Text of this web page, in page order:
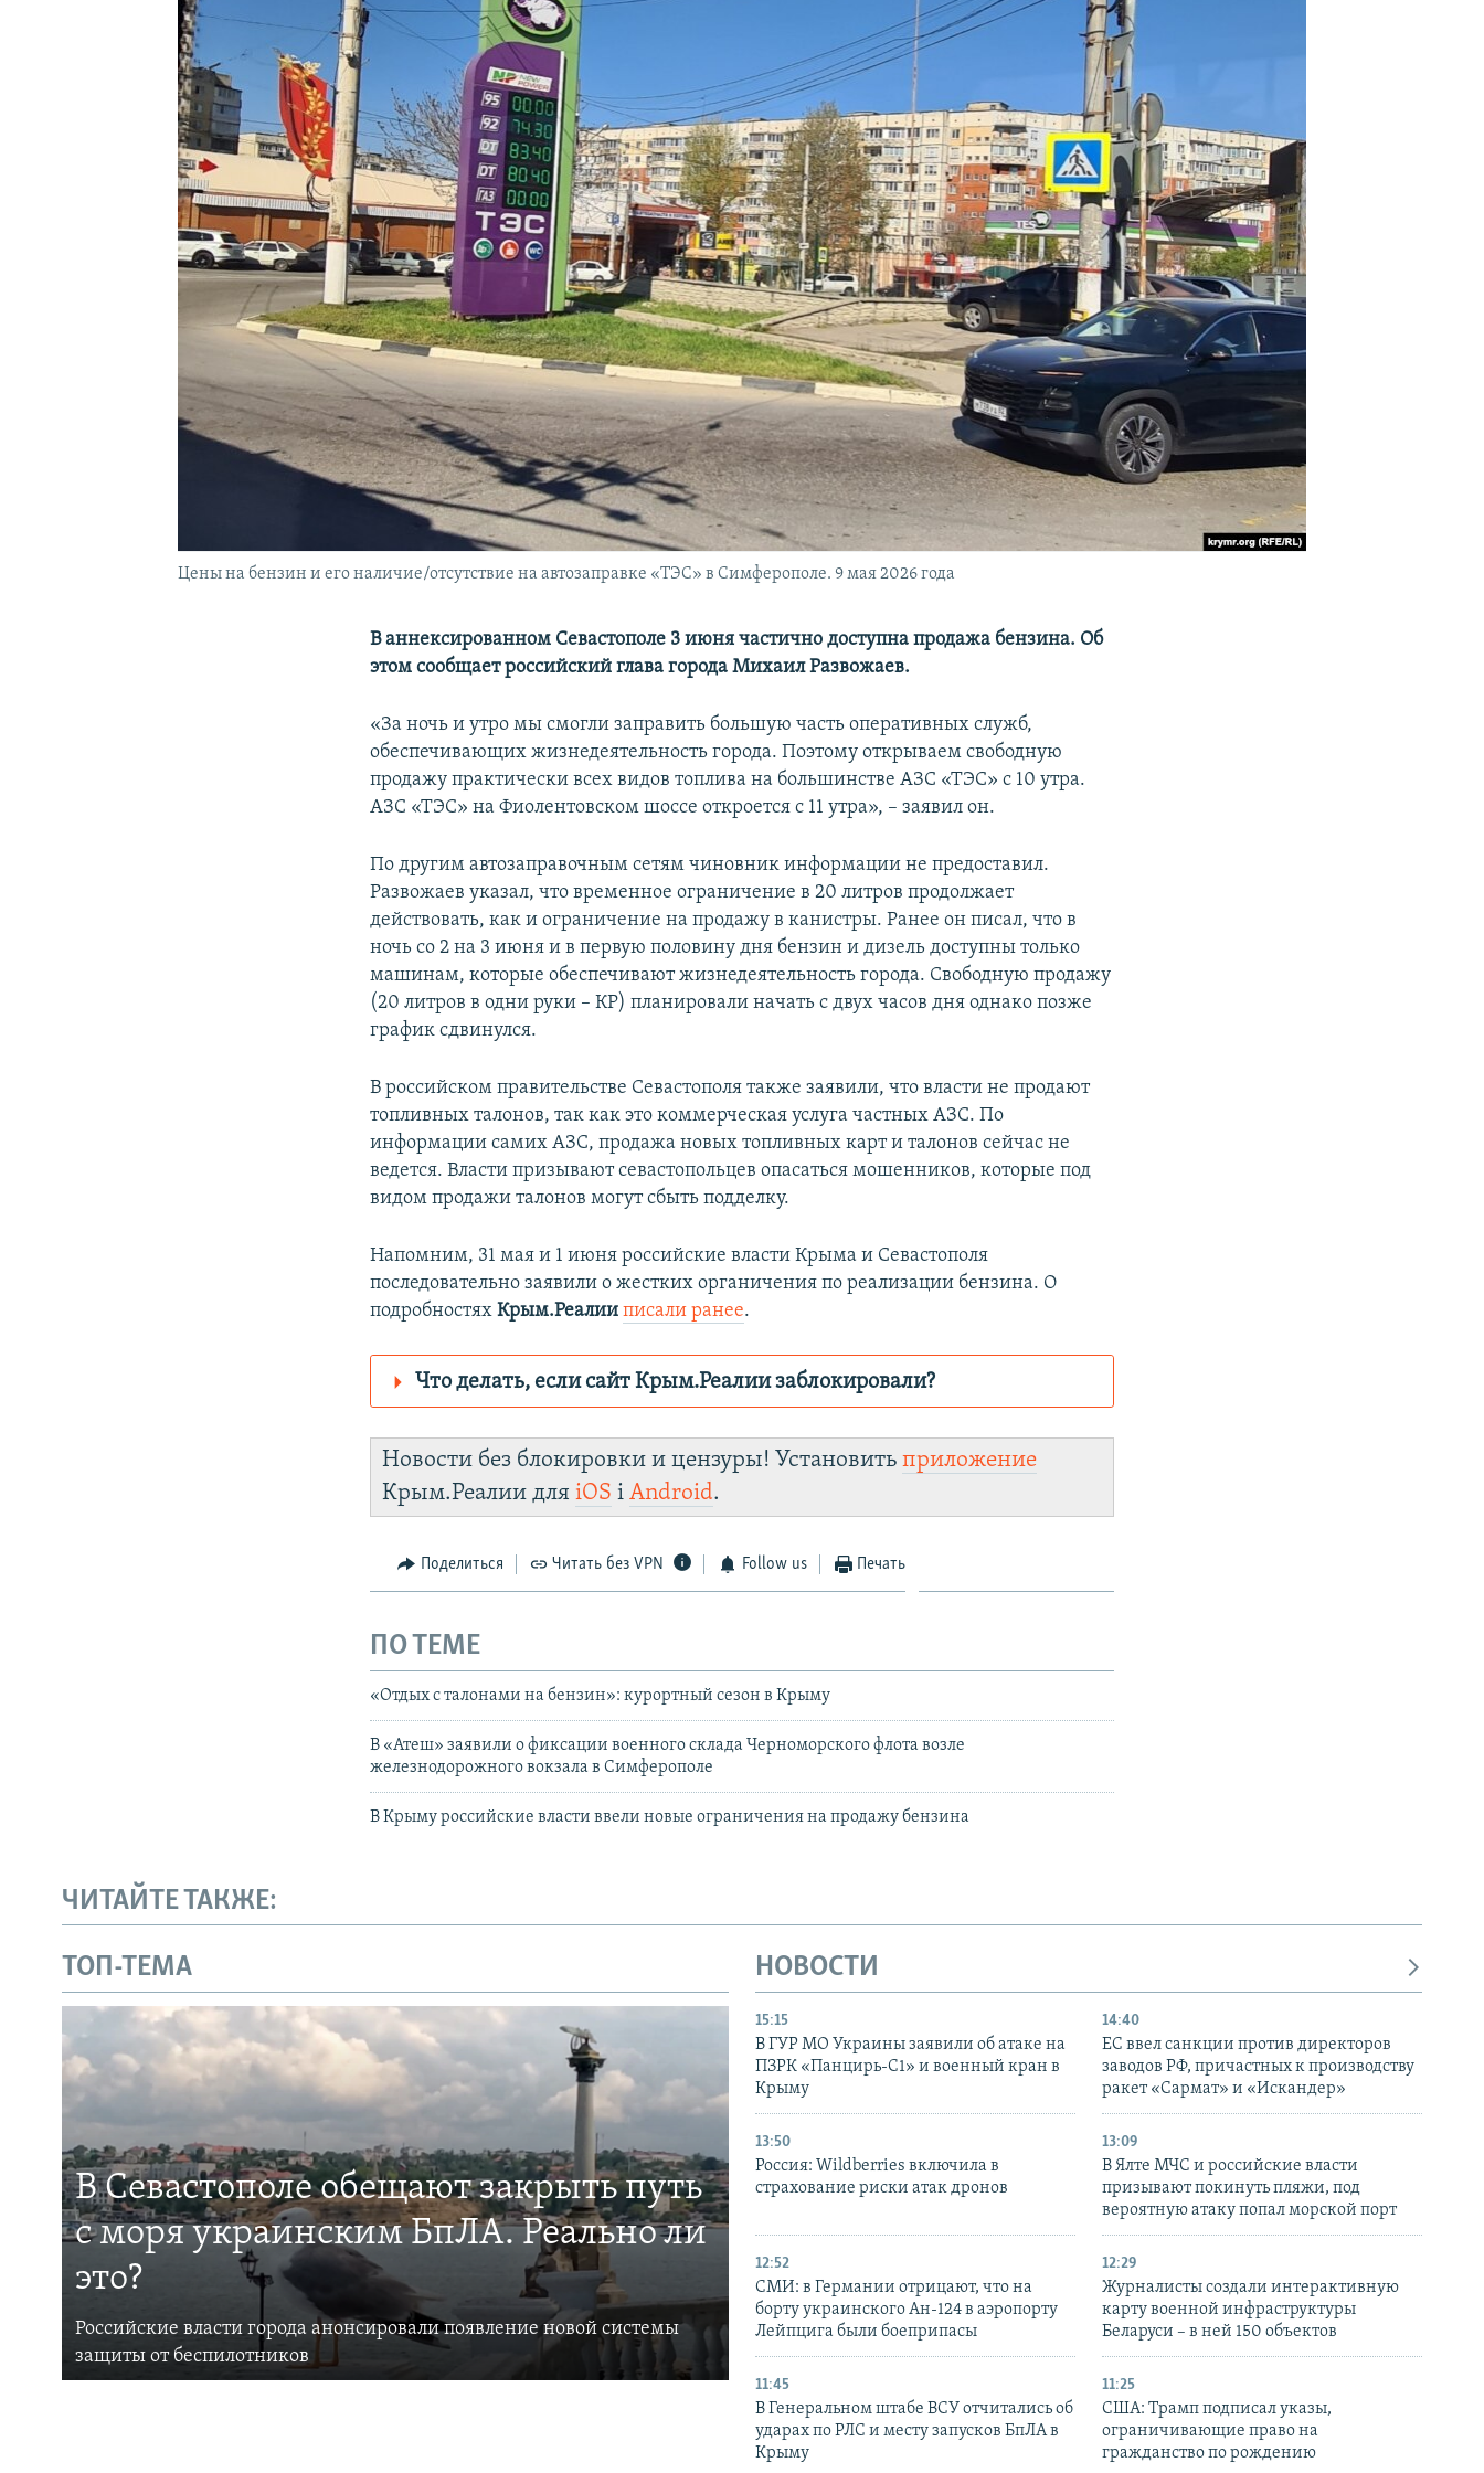
КРЫМ.НЕПОКОРЕННЫЙ
УКРАИНСКАЯ ПРОБЛЕМА КРЫМА
Цены на бензин и его наличие/отсутствие на автозаправке «ТЭС» в Симферополе. 9 мая 2026 года
В аннексированном Севастополе 3 июня частично доступна продажа бензина. Об
этом сообщает российский глава города Михаил Развожаев.
«За ночь и утро мы смогли заправить большую часть оперативных служб,
обеспечивающих жизнедеятельность города. Поэтому открываем свободную
продажу практически всех видов топлива на большинстве АЗС «ТЭС» с 10 утра.
АЗС «ТЭС» на Фиолентовском шоссе откроется с 11 утра», – заявил он.
По другим автозаправочным сетям чиновник информации не предоставил.
Развожаев указал, что временное ограничение в 20 литров продолжает
действовать, как и ограничение на продажу в канистры. Ранее он писал, что в
ночь со 2 на 3 июня и в первую половину дня бензин и дизель доступны только
машинам, которые обеспечивают жизнедеятельность города. Свободную продажу
(20 литров в одни руки – КР) планировали начать с двух часов дня однако позже
график сдвинулся.
В российском правительстве Севастополя также заявили, что власти не продают
топливных талонов, так как это коммерческая услуга частных АЗС. По
информации самих АЗС, продажа новых топливных карт и талонов сейчас не
ведется. Власти призывают севастопольцев опасаться мошенников, которые под
видом продажи талонов могут сбыть подделку.
Напомним, 31 мая и 1 июня российские власти Крыма и Севастополя
последовательно заявили о жестких органичения по реализации бензина. О
подробностяхКрым.Реалии писали ранее.
Что делать, если сайт Крым.Реалии заблокировали?
https://d3dfhuxm2n0q8b.cloudfront.net/
Telegram
Instagram Viber
Новости без блокировки и цензуры! Установитьприложение
Крым.Реалии дляiOS іAndroid.
Поделиться Читать без VPN Follow us Печать
ПО ТЕМЕ
«Отдых с талонами на бензин»: курортный сезон в Крыму
В «Атеш» заявили о фиксации военного склада Черноморского флота возле
железнодорожного вокзала в Симферополе
В Крыму российские власти ввели новые ограничения на продажу бензина
ЧИТАЙТЕ ТАКЖЕ:
ТОП-ТЕМА
В Севастополе обещают закрыть путь
с моря украинским БпЛА. Реально ли
это?
Российские власти города анонсировали появление новой системы
защиты от беспилотников
НОВОСТИ
15:15
В ГУР МО Украины заявили об атаке на
ПЗРК «Панцирь-С1» и военный кран в
Крыму
14:40
ЕС ввел санкции против директоров
заводов РФ, причастных к производству
ракет «Сармат» и «Искандер»
13:50
Россия: Wildberries включила в
страхование риски атак дронов
13:09
В Ялте МЧС и российские власти
призывают покинуть пляжи, под
вероятную атаку попал морской порт
12:52
СМИ: в Германии отрицают, что на
борту украинского Ан-124 в аэропорту
Лейпцига были боеприпасы
12:29
Журналисты создали интерактивную
карту военной инфраструктуры
Беларуси – в ней 150 объектов
11:45
В Генеральном штабе ВСУ отчитались об
ударах по РЛС и месту запусков БпЛА в
Крыму
11:25
США: Трамп подписал указы,
ограничивающие право на
гражданство по рождению